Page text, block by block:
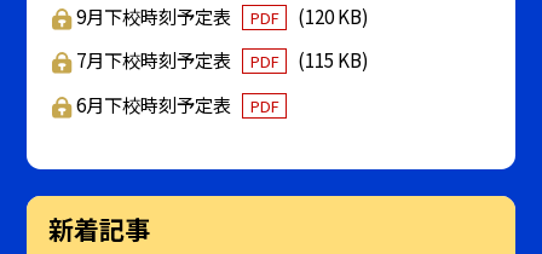
9月下校時刻予定表 PDF
(120 KB)
7月下校時刻予定表
PDF
(115 KB)
6月下校時刻予定表
PDF
新着記事